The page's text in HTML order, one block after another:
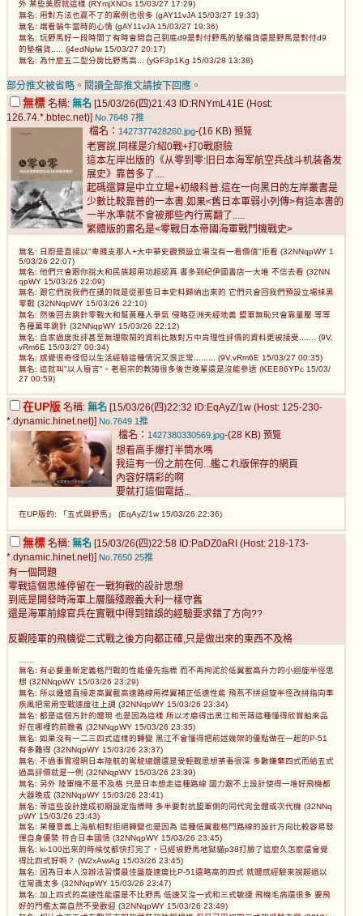
外 某些美廚就這樣 (RYmjXNOs 15/03/27 17:29)
無名: 用對方法也贏不了的案例也很多 (gAY11vJA 15/03/27 19:33)
無名: 端看蝸牛當時的心情 (gAY11vJA 15/03/27 19:36)
無名: 玩野馬好一段時間了有時會問自己到底d9是對付野馬的墊檔貨還是野馬是對付d9
的墊檔貨..... (j4edNplw 15/03/27 20:17)
無名: 為什麼五二型分房比野馬高... (yGF3p1Kg 15/03/28 13:38)
部分推文被省略。閱讀全部推文請按下回應。
無標 名稱: 無名 [15/03/26(四)21:43 ID:RNYmL41E (Host:
126.74.*.bbtec.net)] No.7648 7推
檔名： 1427377428260.jpg-(16 KB) 預覽
老實說.同樣是介紹0戰+打0戰廚臉
這本左岸出版的《从零到零:旧日本海军航空兵战斗机装备发
展史》靠普多了....
起碼還算是中立立場+初級科普.這在一向黑日的左岸叢書是
少數比較靠普的一本書.如果<舊日本軍弱小列傳>有這本書的
一半水準就不會被那些內行罵翻了.....
繁體版的書名是<零戰日本帝國海軍戰鬥機戰史>
無名: 日廚是直接以"卑賤支那人+大中華史觀預設立場沒有一看價值"拒看 (32NNqpWY 1
5/03/26 22:07)
無名: 他們只會跟你說大和民族超用功超認真 書多到紀伊國書店一大堆 不信去看 (32NN
qpWY 15/03/26 22:09)
無名: 跟它們說我們在講的就是從那些日本史料歸納出來的 它們只會回我們預設立場抹黑
零戰 (32NNqpWY 15/03/26 22:10)
無名: 然後回去跳針零戰大和幫黃種人爭氣 侵略亞洲天經地義 盟軍無恥只會靠量壓 等等
各種萬年跳針 (32NNqpWY 15/03/26 22:12)
無名: 自家過度批評甚至無理取鬧的資料比敵對方中肯理性評價的資料更被接受....... (9V.
vRm6E 15/03/27 00:34)
無名: 感覺很奇怪但以生活經驗這種情況又恨正常......... (9V.vRm6E 15/03/27 00:35)
無名: 這就叫"以人廢言"。老祖宗的教誨很多後世晚輩還是沒能參透 (KEE86YPc 15/03/
27 00:59)
在UP版 名稱: 無名 [15/03/26(四)22:32 ID:EqAyZ/1w (Host: 125-230-
*.dynamic.hinet.net)] No.7649 1推
檔名： 1427380330569.jpg-(28 KB) 預覽
想看高手爆打半筒水嗎
我這有一份之前在何...艦これ版保存的網頁
內容好精彩的啊
要就打這個電話...
在UP版的: 「五式與野馬」 (EqAyZ/1w 15/03/26 22:36)
無標 名稱: 無名 [15/03/26(四)22:58 ID:PaDZ0aRI (Host: 218-173-
*.dynamic.hinet.net)] No.7650 25推
有一個問題
零戰這個思維停留在一戰狗戰的設計思想
到底是開發時海軍上層腦殘跟義大利一樣守舊
還是海軍前線官兵在實戰中得到錯誤的經驗要求錯了方向??
反觀陸軍的飛機從二式戰之後方向都正確,只是做出來的東西不及格
……
無名: 有必要重新定義格鬥戰的性能優先指標 而不再拘泥於低翼載高升力的小迴旋半徑思
想 (32NNqpWY 15/03/26 23:29)
無名: 所以鍾馗直接走高翼載高速路線用襟翼補正低速性能 飛燕不拼迴旋半徑改拼指向率
疾風把常用空戰速度往上調 (32NNqpWY 15/03/26 23:34)
無名: 都是這個方針的體現 也是因為這樣 所以才磨得出黑江和荒蒔這種懂得欣賞舶來品
好在哪裡的前瞻者 (32NNqpWY 15/03/26 23:35)
無名: 如果沒有一二三四式這樣的轉變 黑江不會懂得把前述幾架的優點做在一起的P-51
有多難得 (32NNqpWY 15/03/26 23:37)
無名: 不過事實證明日本陸航的駕駛總體還是受輕戰思想荼毒很深 多數嫌棄四式而給五式
過高評價就是一例 (32NNqpWY 15/03/26 23:39)
無名: 另外 陸軍機不是不及格 只是日本想走這種路線 國力跟不上設計使得一堆好飛機都
大器晚成 (32NNqpWY 15/03/26 23:41)
無名: 等這些設計達成初期設定指標時 多半要對抗盟軍側的同代完全體或次代機 (32NNq
pWY 15/03/26 23:43)
無名: 某種意義上海航相對拒絕轉變也是因為 這種低翼載格鬥路線的設計方向比較容易發
揮自身優勢 符合日本國情 (32NNqpWY 15/03/26 23:45)
無名: ki-100出來的時候仗都快打完了，已經被野馬地獄貓p38打臉了這麼久怎麼還會覺
得比四式好啊？ (W2xAwiAg 15/03/26 23:45)
無名: 因為日本人沒辦法習慣最佳盤旋速度比P-51還略高的四式 就體感經驗來說超過以
往常識太多 (32NNqpWY 15/03/26 23:47)
無名: 加上四式的高速性能還是不比野馬 低速又沒一式和三式敏捷 飛機毛病還很多 要飛
好的門檻太高自然不受歡迎 (32NNqpWY 15/03/26 23:49)